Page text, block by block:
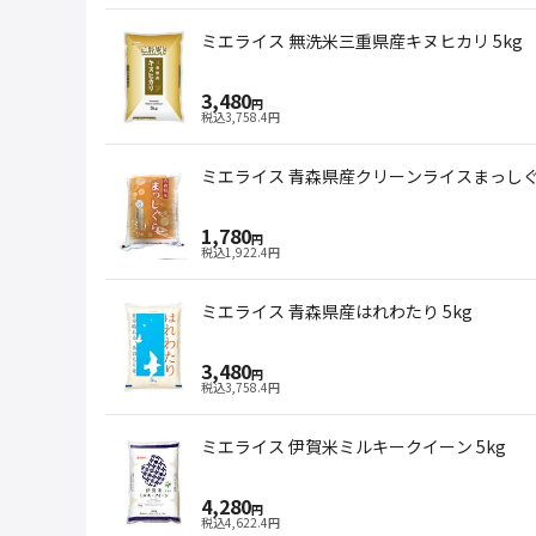
ミエライス 無洗米三重県産キヌヒカリ 5kg
3,480円
税込3,758.4円
ミエライス 青森県産クリーンライスまっし
1,780円
税込1,922.4円
ミエライス 青森県産はれわたり 5kg
3,480円
税込3,758.4円
ミエライス 伊賀米ミルキークイーン 5kg
4,280円
税込4,622.4円